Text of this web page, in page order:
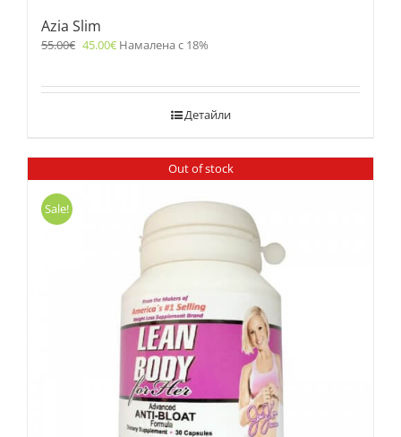
Azia Slim
55.00€ 45.00€ Намалена с 18%
Детайли
Out of stock
Sale!